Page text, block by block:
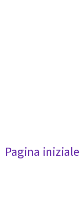
Pagina iniziale